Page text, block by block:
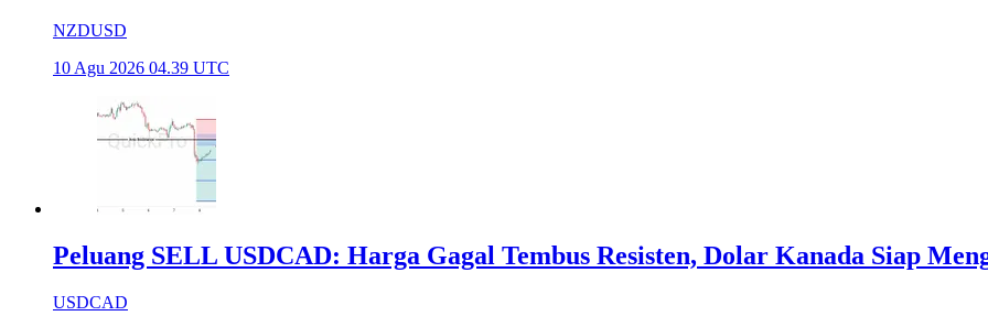
NZDUSD
10 Agu 2026 04.39 UTC
Peluang SELL USDCAD: Harga Gagal Tembus Resisten, Dolar Kanada Siap
USDCAD